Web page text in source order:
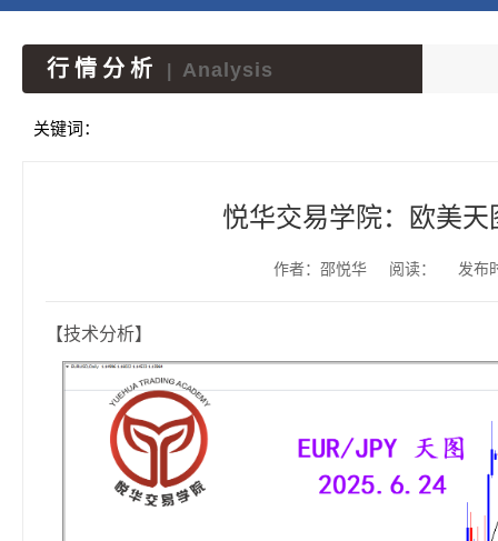
行情分析 Analysis
关键词：
悦华交易学院：欧美
作者：邵悦华 阅读： 发布
【技术分析】